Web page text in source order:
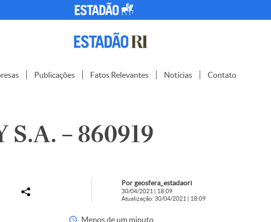
Publicações Fatos Relevantes Notícias Contato
S.A. – 860919
Por geosfera_estadaori
30/04/2021 | 18:09
Atualização: 30/04/2021 | 18:09
Menos de um minuto